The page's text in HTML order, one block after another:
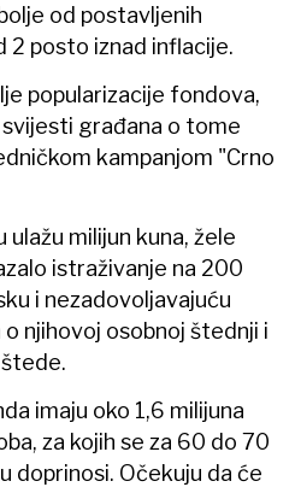
od postavljenih
2 posto iznad inflacije.
popularizacije fondova,
građana o tome
kampanjom "Crno
ulažu milijun kuna, žele
istraživanje na 200
i nezadovoljavajuću
njihovoj osobnoj štednji i
imaju oko 1,6 milijuna
za kojih se za 60 do 70
doprinosi. Očekuju da će